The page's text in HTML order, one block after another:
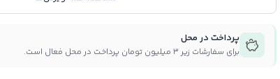
پرداخت در محل
برای سفارشات زیر ۳ میلیون تومان پرداخت در محل فعال است.